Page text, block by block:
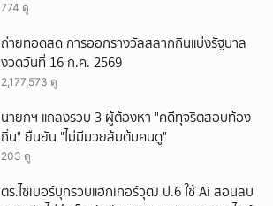
774 ดู
ถ่ายทอดสด การออกรางวัลสลากกินแบ่งรัฐบาล
งวดวันที่ 16 ก.ค. 2569
2,177,573 ดู
นายกฯ แถลงรวบ 3 ผู้ต้องหา "คดีทุจริตสอบท้อง
ถิ่น" ยืนยัน "ไม่มีมวยล้มต้มคนดู"
203 ดู
ตร.ไซเบอร์บุกรวบแฮกเกอร์วุฒิ ป.6 ใช้ Ai สอนลบ